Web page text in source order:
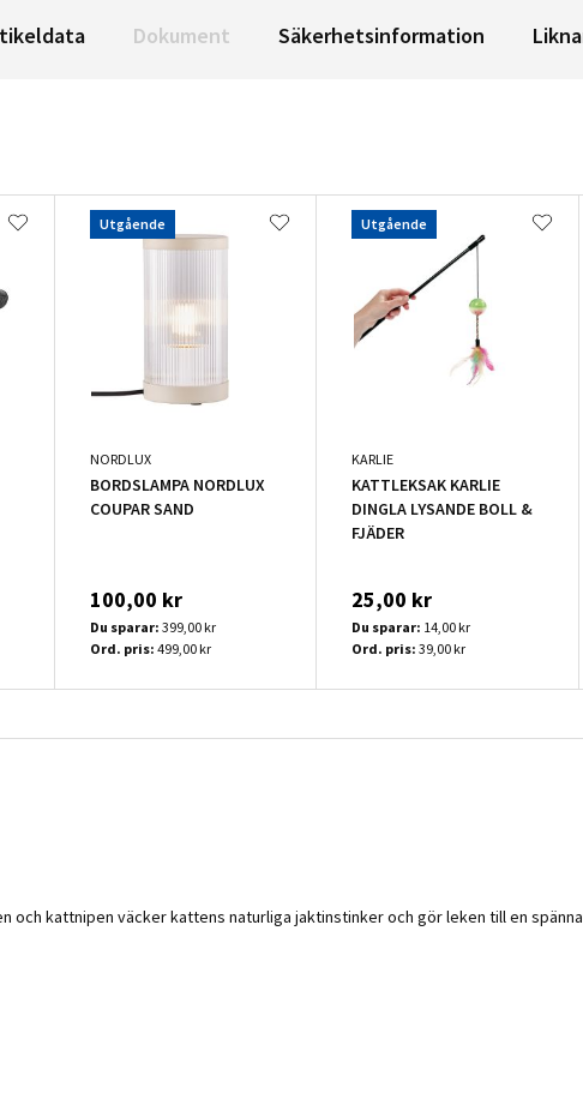
Dokument Säkerhetsinformation
Utgående
NORDLUX
BORDSLAMPA NORDLUX
COUPAR SAND
100,00 kr
Du sparar: 399,00 kr
Ord. pris: 499,00 kr
Utgående
KARLIE
KATTLEKSAK KARLIE
DINGLA LYSANDE BOLL &
FJÄDER
25,00 kr
Du sparar: 14,00 kr
Ord. pris: 39,00 kr
och kattnipen väcker kattens naturliga jaktinstinker och gör leken till en